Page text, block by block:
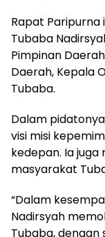
Rapat Paripurna
Tubaba
Pimpinan
Daerah, Kepala
Tubaba.
Dalam
visi misi
kedepan. Ia
masyarakat
“Dalam
Nadirsyah
Tubaba,